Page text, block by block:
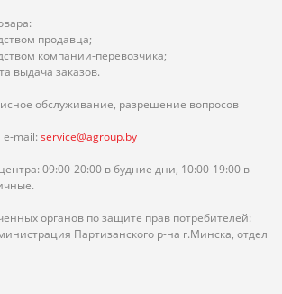
продавца;
компании-перевозчика;
выдача заказов.
обслуживание, разрешение вопросов
mail: service@agroup.by
09:00-20:00 в будние дни, 10:00-19:00 в
органов по защите прав потребителей:
Партизанского р-на г.Минска, отдел